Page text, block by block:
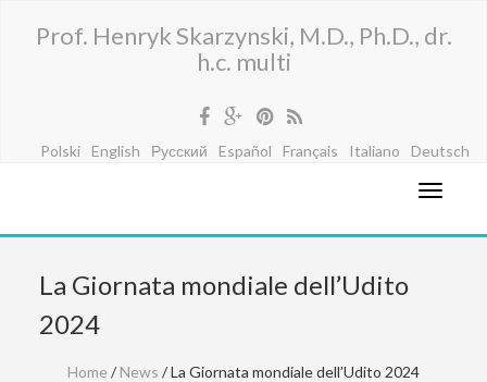
Prof. Henryk Skarzynski, M.D., Ph.D., dr.
h.c. multi
Polski English Русский Español Français Italiano Deutsch
La Giornata mondiale dell’Udito
2024
Home / News / La Giornata mondiale dell’Udito 2024